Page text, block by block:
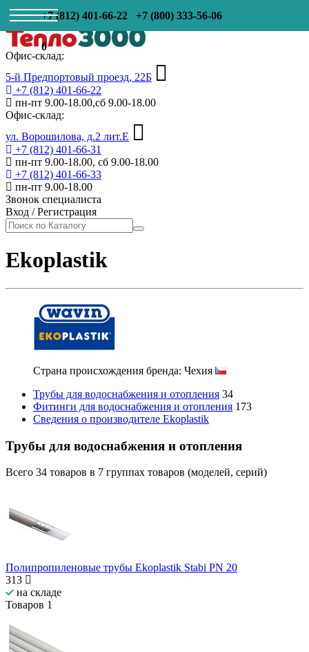
+7 (812) 401-66-22 +7 (800) 333-56-06
0
Офис-склад:
5-й Предпортовый проезд, 22Б
+7 (812) 401-66-22
пн-пт 9.00-18.00,сб 9.00-18.00
Офис-склад:
ул. Ворошилова, д.2 лит.Е
+7 (812) 401-66-31
пн-пт 9.00-18.00, сб 9.00-18.00
+7 (812) 401-66-33
пн-пт 9.00-18.00
Звонок специалиста
Вход /Регистрация
Ekoplastik
Страна происхождения бренда: Чехия
Трубы для водоснабжения и отопления 34
Фитинги для водоснабжения и отопления 173
Сведения о производителе Ekoplastik
Трубы для водоснабжения и отопления
Всего 34 товаров в 7 группах товаров (моделей, серий)
Полипропиленовые трубы Ekoplastik Stabi PN 20
313
на складе
Товаров 1